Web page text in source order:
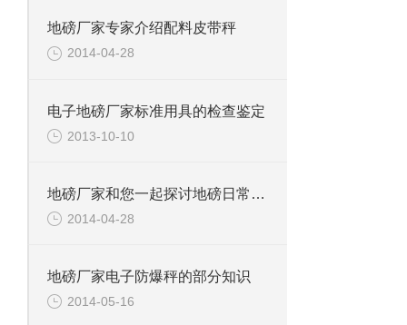
地磅厂家专家介绍配料皮带秤
2014-04-28
电子地磅厂家标准用具的检查鉴定
2013-10-10
地磅厂家和您一起探讨地磅日常维护秘诀
2014-04-28
地磅厂家电子防爆秤的部分知识
2014-05-16